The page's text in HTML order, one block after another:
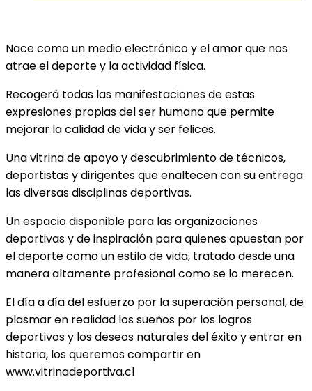
Nace como un medio electrónico y el amor que nos
atrae el deporte y la actividad física.
Recogerá todas las manifestaciones de estas
expresiones propias del ser humano que permite
mejorar la calidad de vida y ser felices.
Una vitrina de apoyo y descubrimiento de técnicos,
deportistas y dirigentes que enaltecen con su entrega
las diversas disciplinas deportivas.
Un espacio disponible para las organizaciones
deportivas y de inspiración para quienes apuestan por
el deporte como un estilo de vida, tratado desde una
manera altamente profesional como se lo merecen.
El día a día del esfuerzo por la superación personal, de
plasmar en realidad los sueños por los logros
deportivos y los deseos naturales del éxito y entrar en
historia, los queremos compartir en
www.vitrinadeportiva.cl